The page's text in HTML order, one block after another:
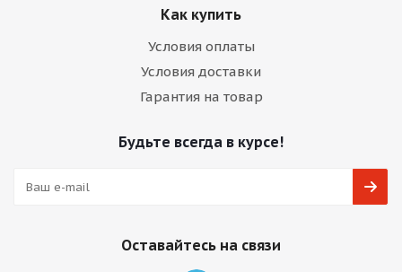
Как купить
Условия оплаты
Условия доставки
Гарантия на товар
Будьте всегда в курсе!
Оставайтесь на связи